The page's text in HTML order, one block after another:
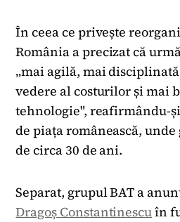
În ceea ce privește
România a precizat că
„mai agilă, mai
vedere al costurilor și mai
tehnologie", reafirmându-
de piața românească,
de circa 30 de ani.
Separat, grupul BAT a
Dragoș Constantinescuîn